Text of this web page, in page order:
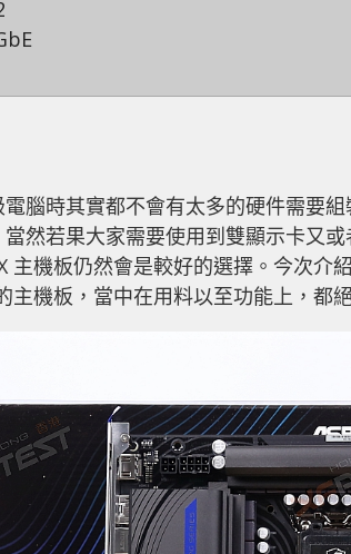
腦時其實都不會有太多的硬件需要
然若果大家需要使用到雙顯示卡又
主機板仍然會是較好的選擇。今次介
機板，當中在用料以至功能上，都